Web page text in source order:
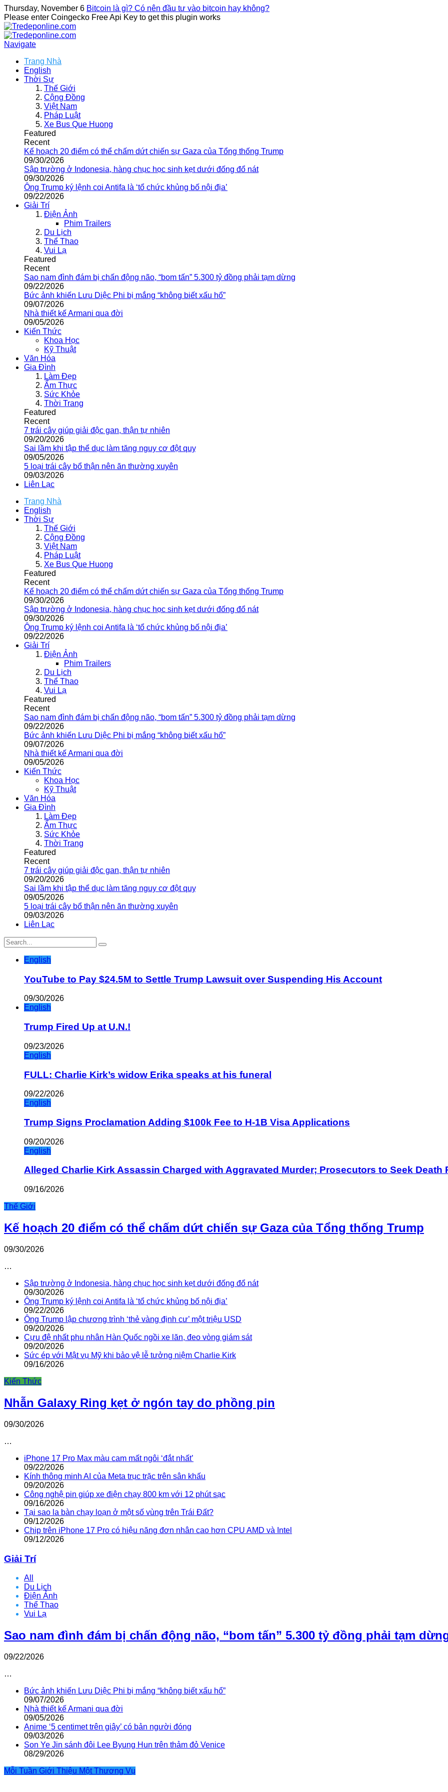
Thursday, November 6 Bitcoin là gì? Có nên đầu tư vào bitcoin hay không?
Please enter Coingecko Free Api Key to get this plugin works
Navigate
Trang Nhà
English
Thời Sự
Thế Giới
Cộng Đồng
Việt Nam
Pháp Luật
Xe Bus Que Huong
Featured
Recent
Kế hoạch 20 điểm có thể chấm dứt chiến sự Gaza của Tổng thống Trump
09/30/2026
Sập trường ở Indonesia, hàng chục học sinh kẹt dưới đống đổ nát
09/30/2026
Ông Trump ký lệnh coi Antifa là ‘tổ chức khủng bố nội địa’
09/22/2026
Giải Trí
Điện Ảnh
Phim Trailers
Du Lịch
Thể Thao
Vui Lạ
Featured
Recent
Sao nam đình đám bị chấn động não, “bom tấn” 5.300 tỷ đồng phải tạm dừng
09/22/2026
Bức ảnh khiến Lưu Diệc Phi bị mắng “không biết xấu hổ”
09/07/2026
Nhà thiết kế Armani qua đời
09/05/2026
Kiến Thức
Khoa Học
Kỹ Thuật
Văn Hóa
Gia Đình
Làm Đẹp
Ẩm Thực
Sức Khỏe
Thời Trang
Featured
Recent
7 trái cây giúp giải độc gan, thận tự nhiên
09/20/2026
Sai lầm khi tập thể dục làm tăng nguy cơ đột quỵ
09/05/2026
5 loại trái cây bổ thận nên ăn thường xuyên
09/03/2026
Liên Lạc
Trang Nhà
English
Thời Sự
Thế Giới
Cộng Đồng
Việt Nam
Pháp Luật
Xe Bus Que Huong
Featured
Recent
Kế hoạch 20 điểm có thể chấm dứt chiến sự Gaza của Tổng thống Trump
09/30/2026
Sập trường ở Indonesia, hàng chục học sinh kẹt dưới đống đổ nát
09/30/2026
Ông Trump ký lệnh coi Antifa là ‘tổ chức khủng bố nội địa’
09/22/2026
Giải Trí
Điện Ảnh
Phim Trailers
Du Lịch
Thể Thao
Vui Lạ
Featured
Recent
Sao nam đình đám bị chấn động não, “bom tấn” 5.300 tỷ đồng phải tạm dừng
09/22/2026
Bức ảnh khiến Lưu Diệc Phi bị mắng “không biết xấu hổ”
09/07/2026
Nhà thiết kế Armani qua đời
09/05/2026
Kiến Thức
Khoa Học
Kỹ Thuật
Văn Hóa
Gia Đình
Làm Đẹp
Ẩm Thực
Sức Khỏe
Thời Trang
Featured
Recent
7 trái cây giúp giải độc gan, thận tự nhiên
09/20/2026
Sai lầm khi tập thể dục làm tăng nguy cơ đột quỵ
09/05/2026
5 loại trái cây bổ thận nên ăn thường xuyên
09/03/2026
Liên Lạc
English
YouTube to Pay $24.5M to Settle Trump Lawsuit over Suspending His Account
09/30/2026
English
Trump Fired Up at U.N.!
09/23/2026
English
FULL: Charlie Kirk’s widow Erika speaks at his funeral
09/22/2026
English
Trump Signs Proclamation Adding $100k Fee to H-1B Visa Applications
09/20/2026
English
Alleged Charlie Kirk Assassin Charged with Aggravated Murder; Prosecutors to Seek Death
09/16/2026
Thế Giới
Kế hoạch 20 điểm có thể chấm dứt chiến sự Gaza của Tổng thống Trump
09/30/2026
…
Sập trường ở Indonesia, hàng chục học sinh kẹt dưới đống đổ nát
09/30/2026
Ông Trump ký lệnh coi Antifa là ‘tổ chức khủng bố nội địa’
09/22/2026
Ông Trump lập chương trình ‘thẻ vàng định cư’ một triệu USD
09/20/2026
Cựu đệ nhất phu nhân Hàn Quốc ngồi xe lăn, đeo vòng giám sát
09/20/2026
Sức ép với Mật vụ Mỹ khi bảo vệ lễ tưởng niệm Charlie Kirk
09/16/2026
Kiến Thức
Nhẫn Galaxy Ring kẹt ở ngón tay do phồng pin
09/30/2026
…
iPhone 17 Pro Max màu cam mất ngôi ‘đắt nhất’
09/22/2026
Kính thông minh AI của Meta trục trặc trên sân khấu
09/20/2026
Công nghệ pin giúp xe điện chạy 800 km với 12 phút sạc
09/16/2026
Tại sao la bàn chạy loạn ở một số vùng trên Trái Đất?
09/12/2026
Chip trên iPhone 17 Pro có hiệu năng đơn nhân cao hơn CPU AMD và Intel
09/12/2026
Giải Trí
All
Du Lịch
Điện Ảnh
Thể Thao
Vui Lạ
Sao nam đình đám bị chấn động não, “bom tấn” 5.300 tỷ đồng phải tạm
09/22/2026
…
Bức ảnh khiến Lưu Diệc Phi bị mắng “không biết xấu hổ”
09/07/2026
Nhà thiết kế Armani qua đời
09/05/2026
Anime ‘5 centimet trên giây’ có bản người đóng
09/03/2026
Son Ye Jin sánh đôi Lee Byung Hun trên thảm đỏ Venice
08/29/2026
Mỗi Tuần Giới Thiệu Một Thương Vụ